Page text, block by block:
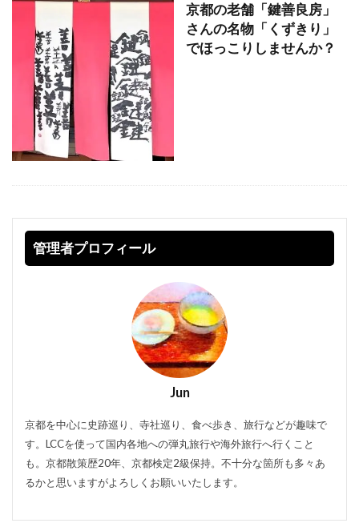
京都の老舗「鍵善良房」
さんの名物「くずきり」
でほっこりしませんか？
管理者プロフィール
Jun
京都を中心に史跡巡り、寺社巡り、食べ歩き、旅行などが趣味で
す。LCCを使って国内各地への弾丸旅行や海外旅行へ行くこと
も。京都散策歴20年、京都検定2級保持。不十分な箇所も多々あ
るかと思いますがよろしくお願いいたします。